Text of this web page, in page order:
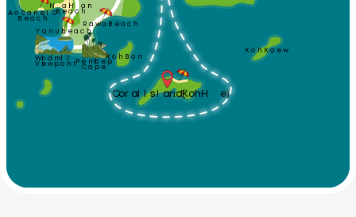
Ao Sane 10
Beach
Nai Harn
Beach
Yanui Beach
Promthep
Cape
Windmill
Viewpoint
Rawai Beach
Coral Island (Koh He)
Koh Bon
Koh Kaew